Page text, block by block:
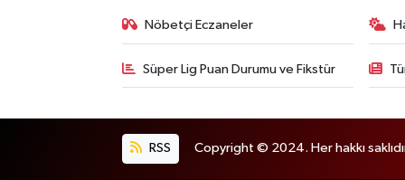
Nöbetçi Eczaneler
Süper Lig Puan Durumu ve Fikstür
RSS Copyright © 2024. Her hakkı